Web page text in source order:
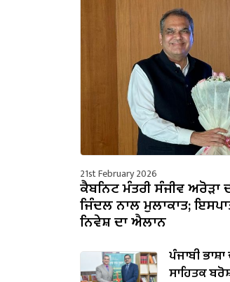
21st February 2026
ਕੈਬਨਿਟ ਮੰਤਰੀ ਸੰਜੀਵ
ਜਿੰਦਲ ਨਾਲ ਮੁਲਾਕਾਤ;
ਨਿਵੇਸ਼ ਦਾ ਐਲਾਨ
ਪੰਜਾਬੀ
ਸਾਹਿਤਕ